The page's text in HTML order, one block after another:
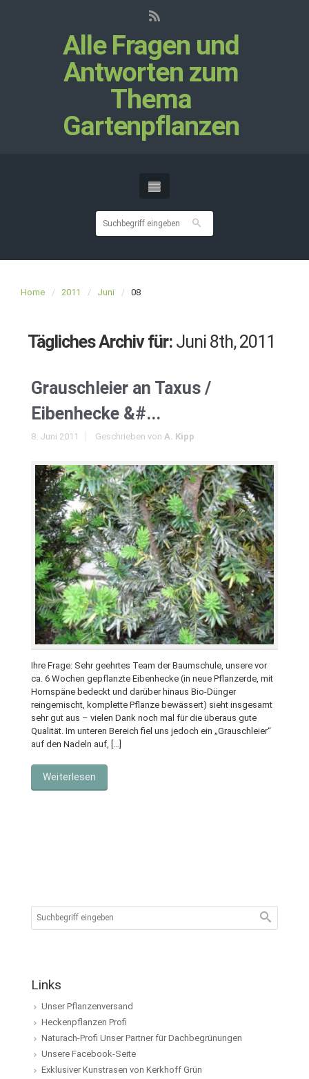
Alle Fragen und
Antworten zum
Thema
Gartenpflanzen
Home 2011 Juni 08
Tägliches Archiv für: Juni 8th, 2011
Grauschleier an Taxus /
Eibenhecke &#...
8. Juni 2011 Geschrieben von A. Kipp
Ihre Frage: Sehr geehrtes Team der Baumschule, unsere vor
ca. 6 Wochen gepflanzte Eibenhecke (in neue Pflanzerde, mit
Hornspäne bedeckt und darüber hinaus Bio-Dünger
reingemischt, komplette Pflanze bewässert) sieht insgesamt
sehr gut aus – vielen Dank noch mal für die überaus gute
Qualität. Im unteren Bereich fiel uns jedoch ein „Grauschleier“
auf den Nadeln auf, […]
Weiterlesen
Links
Unser Pflanzenversand
Heckenpflanzen Profi
Naturach-Profi Unser Partner für Dachbegrünungen
Unsere Facebook-Seite
Exklusiver Kunstrasen von Kerkhoff Grün